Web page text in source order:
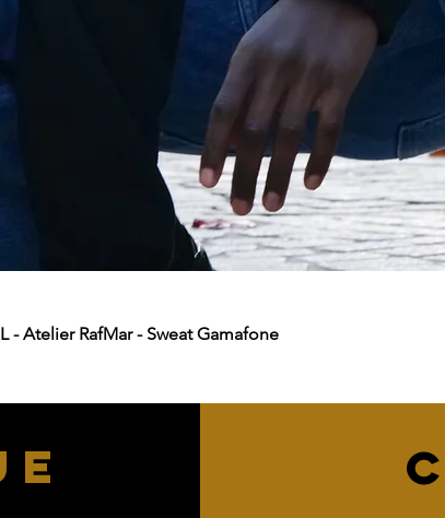
- Atelier RafMar - Sweat Gamafone